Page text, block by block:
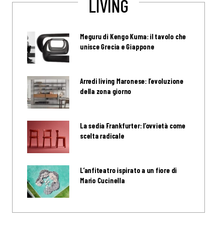
LIVING
Meguru di Kengo Kuma: il tavolo che
unisce Grecia e Giappone
Arredi living Maronese: l’evoluzione
della zona giorno
La sedia Frankfurter: l’ovvietà come
scelta radicale
L’anfiteatro ispirato a un fiore di
Mario Cucinella